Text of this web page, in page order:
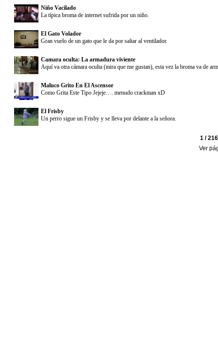
Niño Vacilado
La típica broma de internet sufrida por un niño.
El Gato Volador
Gran vuelo de un gato que le da por saltar al ventilador.
Camara oculta: La armadura viviente
Aquí va otra cámara oculta (mira que me gustan), esta vez la broma va de
Maluco Grito En El Ascensor
Como Grita Este Tipo Jejeje…. menudo crackman xD
El Frisby
Un perro sigue un Frisby y se lleva por delante a la señora.
1 /
Ver